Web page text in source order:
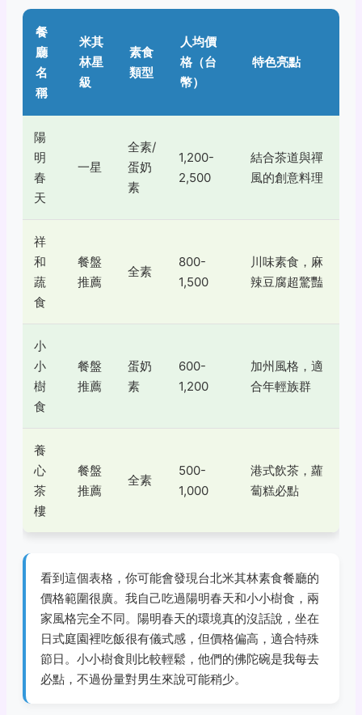
餐
廳
名
稱
米其
林星
級
素食
類型
人均價
格（台
幣）
特色亮點
陽
明
春
天
一星
全素/
蛋奶
素
1,200-
2,500
結合茶道與禪
風的創意料理
祥
和
蔬
食
餐盤
推薦
全素
800-
1,500
川味素食，麻
辣豆腐超驚豔
小
小
樹
食
餐盤
推薦
蛋奶
素
600-
1,200
加州風格，適
合年輕族群
養
心
茶
樓
餐盤
推薦
全素
500-
1,000
港式飲茶，蘿
蔔糕必點
看到這個表格，你可能會發現台北米其林素食餐廳的
價格範圍很廣。我自己吃過陽明春天和小小樹食，兩
家風格完全不同。陽明春天的環境真的沒話說，坐在
日式庭園裡吃飯很有儀式感，但價格偏高，適合特殊
節日。小小樹食則比較輕鬆，他們的佛陀碗是我每去
必點，不過份量對男生來說可能稍少。